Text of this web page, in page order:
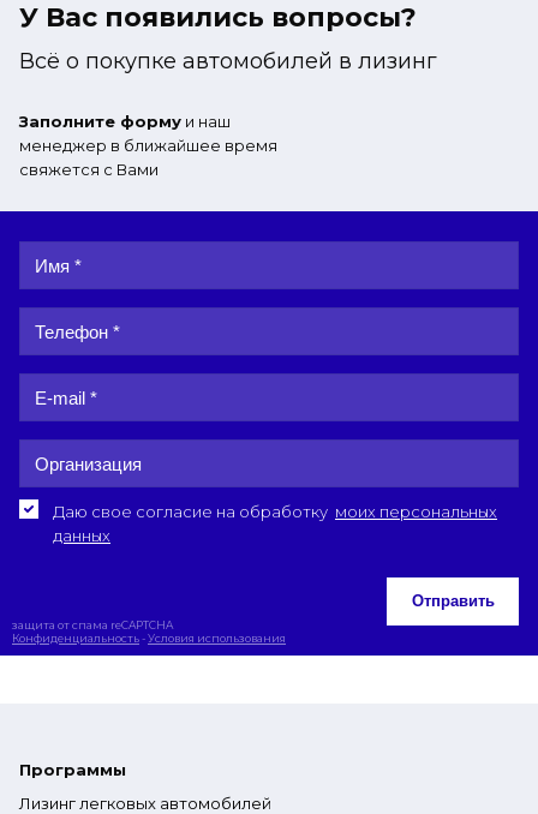
У Вас появились вопросы?
Всё о покупке автомобилей в лизинг
Заполните форму и наш
менеджер в ближайшее время
свяжется с Вами
Даю свое согласие на обработку моих персональных
данных
Отправить
защита от спама reCAPTCHA
Конфиденциальность-Условия использования
Программы
Лизинг легковых автомобилей